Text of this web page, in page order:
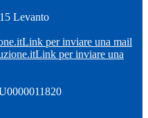
Levanto
Link per inviare una mail
Link per inviare una